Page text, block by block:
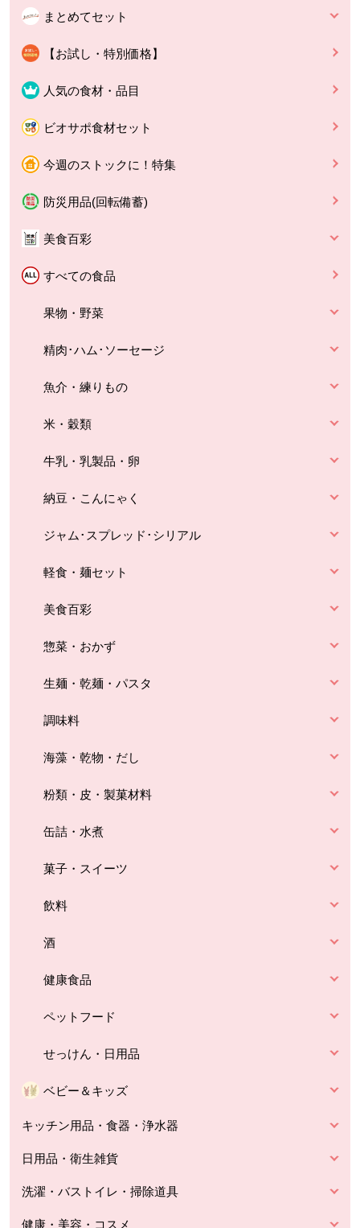
まとめてセット
【お試し・特別価格】
人気の食材・品目
ビオサポ食材セット
今週のストックに！特集
防災用品(回転備蓄)
美食百彩
すべての食品
果物・野菜
精肉･ハム･ソーセージ
魚介・練りもの
米・穀類
牛乳・乳製品・卵
納豆・こんにゃく
ジャム･スプレッド･シリアル
軽食・麺セット
美食百彩
惣菜・おかず
生麺・乾麺・パスタ
調味料
海藻・乾物・だし
粉類・皮・製菓材料
缶詰・水煮
菓子・スイーツ
飲料
酒
健康食品
ペットフード
せっけん・日用品
ベビー＆キッズ
キッチン用品・食器・浄水器
日用品・衛生雑貨
洗濯・バストイレ・掃除道具
健康・美容・コスメ